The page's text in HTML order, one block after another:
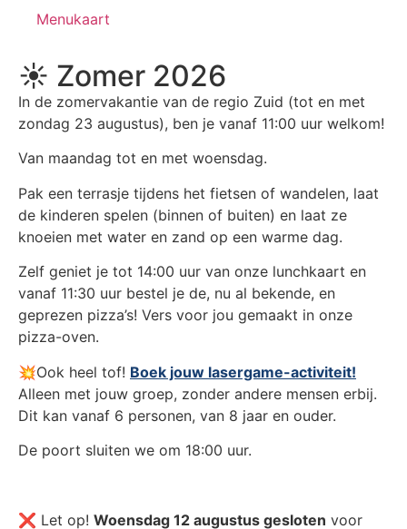
Menukaart
☀️ Zomer 2026
In de zomervakantie van de regio Zuid (tot en met
zondag 23 augustus), ben je vanaf 11:00 uur welkom!
Van maandag tot en met woensdag.
Pak een terrasje tijdens het fietsen of wandelen, laat
de kinderen spelen (binnen of buiten) en laat ze
knoeien met water en zand op een warme dag.
Zelf geniet je tot 14:00 uur van onze lunchkaart en
vanaf 11:30 uur bestel je de, nu al bekende, en
geprezen pizza’s! Vers voor jou gemaakt in onze
pizza-oven.
💥Ook heel tof! Boek jouw lasergame-activiteit!
Alleen met jouw groep, zonder andere mensen erbij.
Dit kan vanaf 6 personen, van 8 jaar en ouder.
De poort sluiten we om 18:00 uur.
❌ Let op! Woensdag 12 augustus gesloten voor